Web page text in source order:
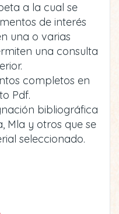
a la cual se
de interés
una o varias
una consulta
completos en
Pdf.
bibliográfica
Mla y otros que se
seleccionado.